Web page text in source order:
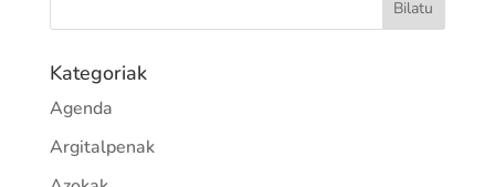
Kategoriak
Agenda
Argitalpenak